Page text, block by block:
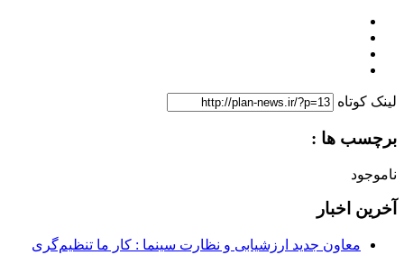
لینک کوتاه
برچسب ها :
ناموجود
آخرین اخبار
معاون جدید ارزشیابی و نظارت سینما : کار ما تنظیم‌گری